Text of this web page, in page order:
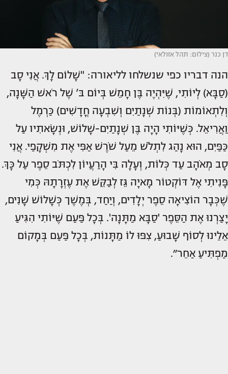
דן כנר (צילום: תהל אזולאי)
הנה דבריו כפי שנשלחו לליאורה: "שָׁלוֹם לָךְ. אֲנִי סָב
(סַבָּא) לְיוֹתִי, שֶׁיִּהְיֶה בֶּן חָמֵשׁ בְּיוֹם בּ’ שֶׁל רֹאשׁ הַשָּׁנָה,
וְלִתְאוֹמוֹת (בְּנוֹת שְׁנָתַיִם וְשִׁבְעָה חֳדָשִׁים) כַּרְמֶל
וַאֲרִיאֵל. כְּשֶׁיּוֹתִי הָיָה בֶּן שְׁנָתַיִם-שָׁלוֹשׁ, וּנְשָׂאתִיו עַל
כַּפַּיִם, הוּא נָהַג לִתְלֹשׁ מֵעַל שֹׁרֶשׁ אַפִּי אֶת מִשְׁקָפַי. אֲנִי
סָב מְאֹהָב עַד כְּלוֹת, וְעָלָה בִּי הָרַעֲיוֹן לִכְתֹּב סֵפֶר עַל כָּךְ.
פָּנִיתִי אֶל דּוֹקְטוֹר מָאיָה גֵּז לְבַקֵּשׁ אֶת עֶזְרָתָהּ כְּמִי
שֶׁכְּבָר הוֹצִיאָה סֵפֶר יְלָדִים, וְיַחַד, בְּמֶשֶׁך כְּשָׁלוֹשׁ שָׁנִים,
יָצַרְנוּ אֶת הַסֵּפֶר 'סַבָּא מַתָּנָה'. בְּכָל פַּעַם שֶׁיּוֹתִי הִגִּיעַ
אֵלֵינוּ לְסוֹף שָׁבוּעַ, צִפּוּ לוֹ מַתָּנוֹת, בְּכָל פַּעַם בְּמָקוֹם
מַפְתִּיעַ אַחֵר״.